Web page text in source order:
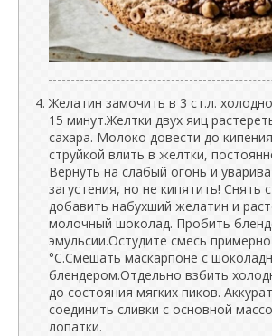
Желатин замочить в 3 ст.л.
15 минут.Желтки двух яиц
сахара. Молоко довести до
струйкой влить в желтки,
Вернуть на слабый огонь и
загустения, но не кипятить! Снять
добавить набухший желатин и
молочный шоколад. Пробить
эмульсии.Остудите смесь
°C.Смешать маскарпоне с
блендером.Отдельно взбить
до состояния мягких пиков.
соединить сливки с основной
лопатки.